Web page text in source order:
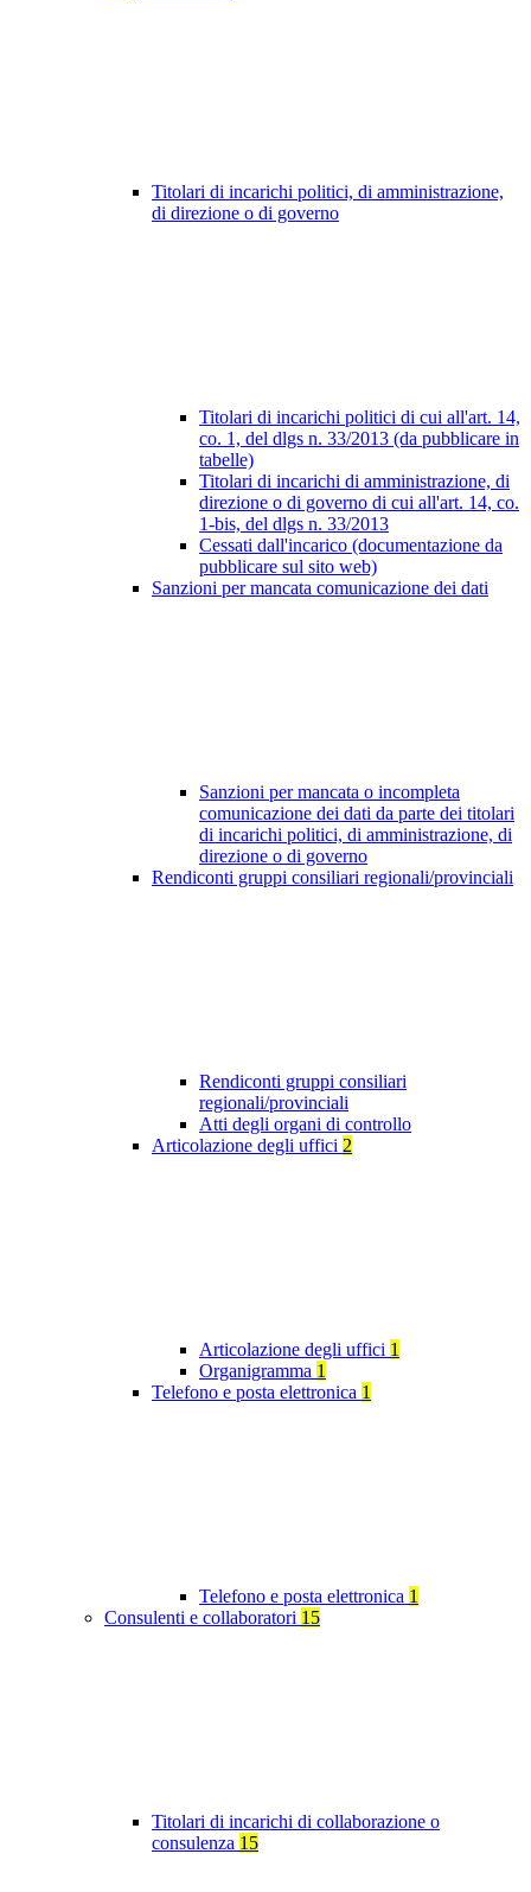
Titolari di incarichi politici, di amministrazione,
di direzione o di governo
Titolari di incarichi politici di cui all'art. 14,
co. 1, del dlgs n. 33/2013 (da pubblicare in
tabelle)
Titolari di incarichi di amministrazione, di
direzione o di governo di cui all'art. 14, co.
1-bis, del dlgs n. 33/2013
Cessati dall'incarico (documentazione da
pubblicare sul sito web)
Sanzioni per mancata comunicazione dei dati
Sanzioni per mancata o incompleta
comunicazione dei dati da parte dei titolari
di incarichi politici, di amministrazione, di
direzione o di governo
Rendiconti gruppi consiliari regionali/provinciali
Rendiconti gruppi consiliari
regionali/provinciali
Atti degli organi di controllo
Articolazione degli uffici 2
Articolazione degli uffici 1
Organigramma 1
Telefono e posta elettronica 1
Telefono e posta elettronica 1
Consulenti e collaboratori 15
Titolari di incarichi di collaborazione o
consulenza 15